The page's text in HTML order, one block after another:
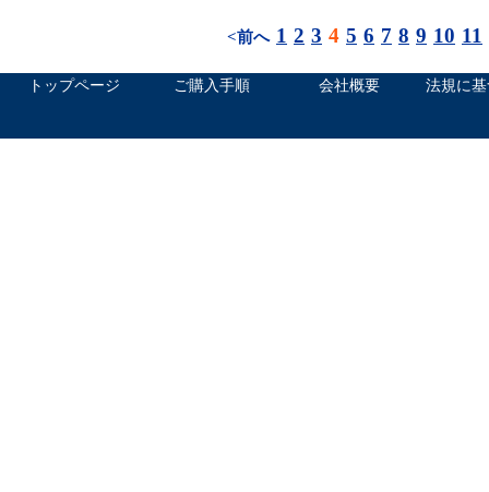
<前へ 1 2 3 4 5 6 7 8 9 10 11
トップページ ご購入手順 会社概要 法規に